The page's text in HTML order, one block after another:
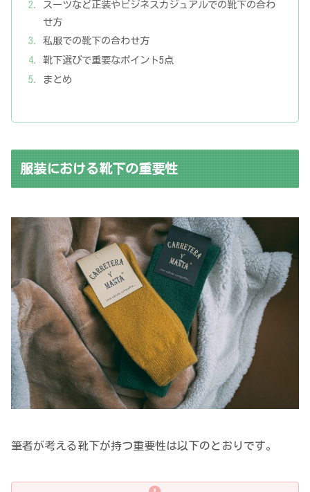
スーツなど正装やビジネスカジュアルでの靴下の合わ
せ方
私服での靴下の合わせ方
靴下選びで重要なポイント5点
まとめ
服装における靴下の重要性
筆者が考える靴下が持つ重要性は以下のとおりです。